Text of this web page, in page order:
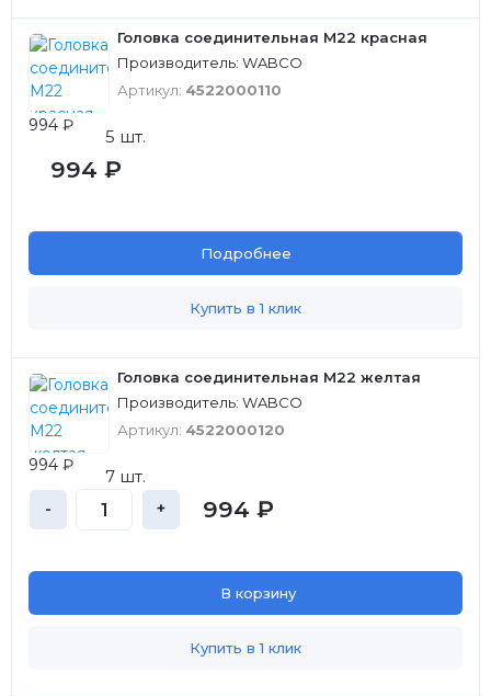
Головка соединительная М22 красная
Производитель: WABCO
Артикул: 4522000110
994 ₽
5 шт.
994 ₽
Подробнее
Купить в 1 клик
Головка соединительная М22 желтая
Производитель: WABCO
Артикул: 4522000120
994 ₽
7 шт.
- + 994 ₽
В корзину
Купить в 1 клик